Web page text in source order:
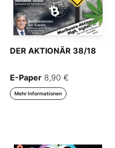
DER AKTIONÄR 38/18
E-Paper 8,90 €
Mehr Informationen